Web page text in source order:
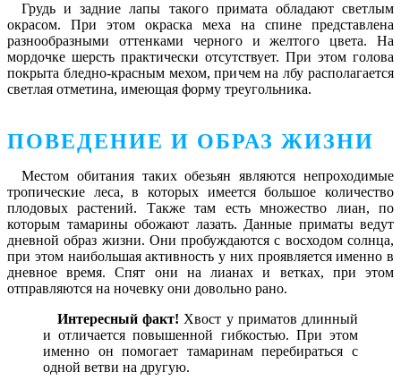
Грудь и задние лапы такого примата обладают светлым
окрасом. При этом окраска меха на спине представлена
разнообразными оттенками черного и желтого цвета. На
мордочке шерсть практически отсутствует. При этом голова
покрыта бледно-красным мехом, причем на лбу располагается
светлая отметина, имеющая форму треугольника.
ПОВЕДЕНИЕ И ОБРАЗ ЖИЗНИ
Местом обитания таких обезьян являются непроходимые
тропические леса, в которых имеется большое количество
плодовых растений. Также там есть множество лиан, по
которым тамарины обожают лазать. Данные приматы ведут
дневной образ жизни. Они пробуждаются с восходом солнца,
при этом наибольшая активность у них проявляется именно в
дневное время. Спят они на лианах и ветках, при этом
отправляются на ночевку они довольно рано.
Интересный факт! Хвост у приматов длинный
и отличается повышенной гибкостью. При этом
именно он помогает тамаринам перебираться с
одной ветви на другую.